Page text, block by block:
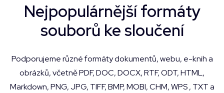
Nejpopulárnější formáty
souborů ke sloučení
Podporujeme různé formáty dokumentů, webu, e-knih a
obrázků, včetně PDF, DOC, DOCX, RTF, ODT, HTML,
Markdown, PNG, JPG, TIFF, BMP, MOBI, CHM, WPS , TXT a